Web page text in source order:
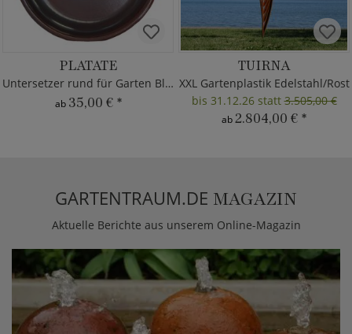
PLATATE
Untersetzer rund für Garten Blumentöpfe
ab 35,00 € *
TUIRNA
XXL Gartenplastik Edelstahl/Rost
bis 31.12.26 statt3.505,00 €
ab2.804,00 € *
GARTENTRAUM.DE MAGAZIN
Aktuelle Berichte aus unserem Online-Magazin